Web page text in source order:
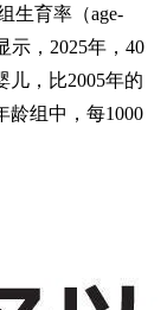
生育率（age-
示，2025年，40
儿，比2005年的
龄组中，每1000